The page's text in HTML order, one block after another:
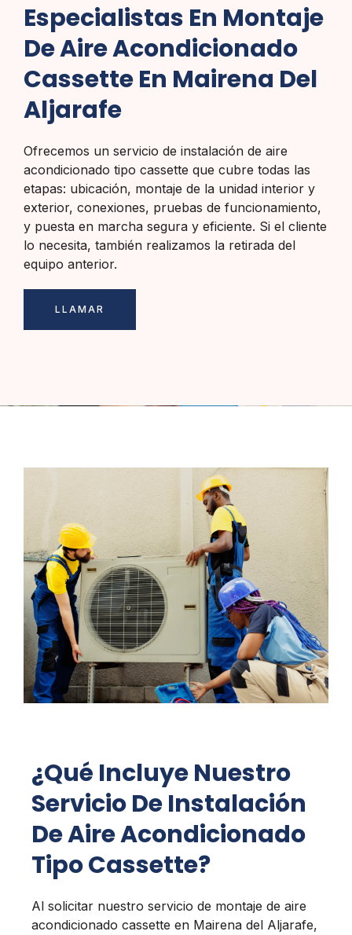
Especialistas En Montaje
De Aire Acondicionado
Cassette En Mairena Del
Aljarafe
Ofrecemos un servicio de instalación de aire
acondicionado tipo cassette que cubre todas las
etapas: ubicación, montaje de la unidad interior y
exterior, conexiones, pruebas de funcionamiento,
y puesta en marcha segura y eficiente. Si el cliente
lo necesita, también realizamos la retirada del
equipo anterior.
LLAMAR
¿Qué Incluye Nuestro
Servicio De Instalación
De Aire Acondicionado
Tipo Cassette?
Al solicitar nuestro servicio de montaje de aire
acondicionado cassette en Mairena del Aljarafe,